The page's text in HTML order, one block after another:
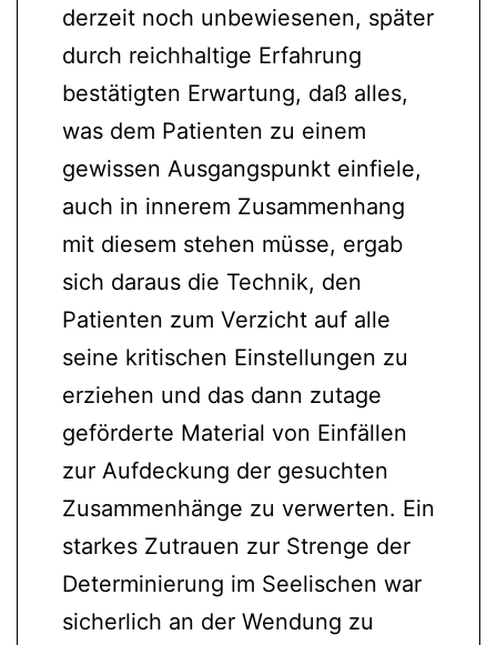
derzeit noch unbewiesenen, später
durch reichhaltige Erfahrung
bestätigten Erwartung, daß alles,
was dem Patienten zu einem
gewissen Ausgangspunkt einfiele,
auch in innerem Zusammenhang
mit diesem stehen müsse, ergab
sich daraus die Technik, den
Patienten zum Verzicht auf alle
seine kritischen Einstellungen zu
erziehen und das dann zutage
geförderte Material von Einfällen
zur Aufdeckung der gesuchten
Zusammenhänge zu verwerten. Ein
starkes Zutrauen zur Strenge der
Determinierung im Seelischen war
sicherlich an der Wendung zu